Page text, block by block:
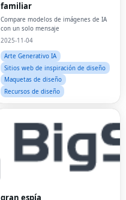
familiar
Compare modelos de imágenes de IA
con un solo mensaje
2025-11-04
Arte Generativo IA
Sitios web de inspiración de diseño
Maquetas de diseño
Recursos de diseño
gran espía